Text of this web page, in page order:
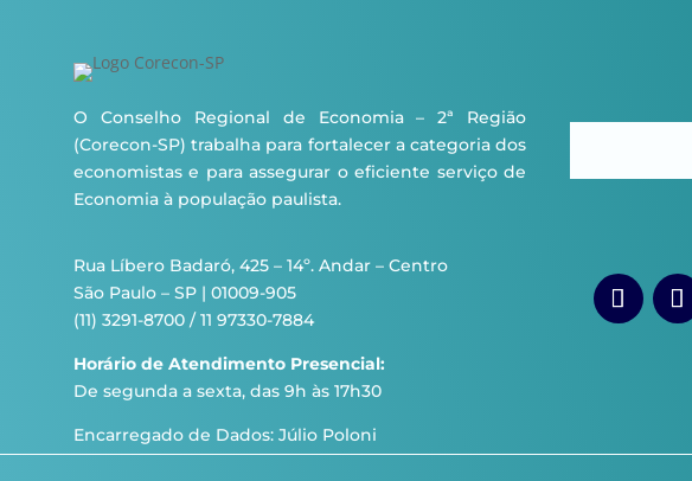
O Conselho Regional de Economia – 2ª Região
(Corecon-SP) trabalha para fortalecer a categoria dos
economistas e para assegurar o eficiente serviço de
Economia à população paulista.
Rua Líbero Badaró, 425 – 14º. Andar – Centro
São Paulo – SP | 01009-905
(11) 3291-8700 / 11 97330-7884
Horário de Atendimento Presencial:
De segunda a sexta, das 9h às 17h30
Encarregado de Dados: Júlio Poloni